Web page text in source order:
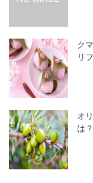
ク
リ
オ
は？